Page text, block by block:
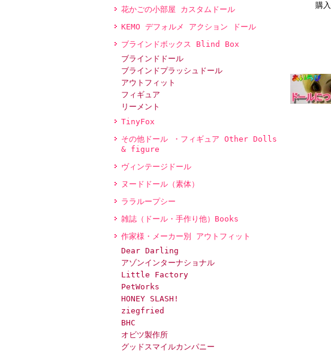
花かごの小部屋 カスタムドール
KEMO デフォルメ アクション ドール
ブラインドボックス Blind Box
ブラインドドール
ブラインドプラッシュドール
アウトフィット
フィギュア
リーメント
TinyFox
その他ドール ・フィギュア Other Dolls
& figure
ヴィンテージドール
ヌードドール（素体）
ララループシー
雑誌（ドール・手作り他）Books
作家様・メーカー別 アウトフィット
Dear Darling
アゾンインターナショナル
Little Factory
PetWorks
HONEY SLASH!
ziegfried
BHC
オビツ製作所
グッドスマイルカンパニー
購